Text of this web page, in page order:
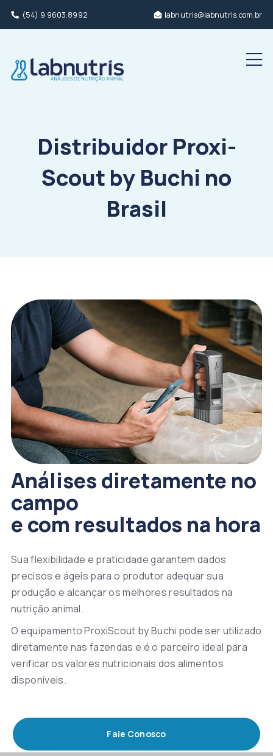
(54) 9 9603.8992 labnutris@labnutris.com.br
Distribuidor Proxi­
Scout by Buchi no
Brasil
Análises diretamente no
campo
e com resultados na hora
Sua flexibilidade e praticidade garantem dados
precisos e ágeis para o produtor adequar sua
produção e alcançar os melhores resultados na
nutrição animal.
O equipamento ProxiScout by Buchi pode ser utilizado
diretamente nas fazendas e é o parceiro ideal para
verificar os valores nutricionais dos alimentos
disponíveis.
Fale Conosco